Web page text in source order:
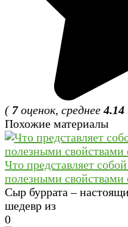
( 7оценок, среднее4.14
Похожие материалы
Что представляет
полезными свойствами
Сыр буррата –
шедевр из
0